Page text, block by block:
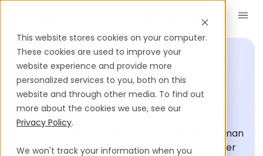
This website stores cookies on your computer.
These cookies are used to improve your
website experience and provide more
personalized services to you, both on this
website and through other media. To find out
more about the cookies we use, see our
Privacy Policy.
We won't track your information when you
EINSTELLUNGS-GLOSSAR
Bereitschaftsdienst
Unter Bereitschaftsbeschäftigung versteht man
eine Arbeitsvereinbarung, bei der Mitarbeiter